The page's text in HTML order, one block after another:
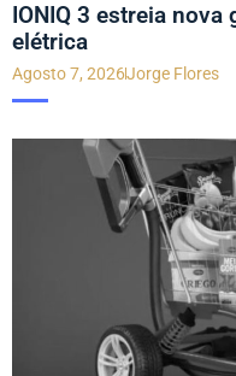
IONIQ 3 estreia
elétrica
Agosto 7, 2026Jorge Flores